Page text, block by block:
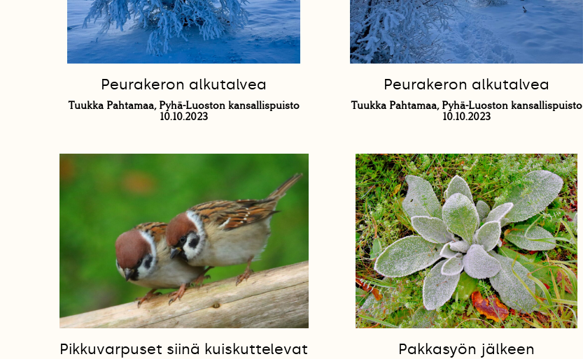
Peurakeron alkutalvea
Tuukka Pahtamaa, Pyhä-Luoston kansallispuisto
10.10.2023
Peurakeron alkutalvea
Tuukka Pahtamaa, Pyhä-Luoston kansallispuisto
10.10.2023
Pikkuvarpuset siinä kuiskuttelevat Pakkasyön jälkeen